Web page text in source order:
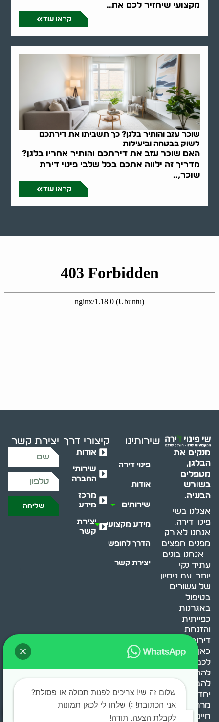
מקצועי שיחזיר לכם את..
קראו עוד
שוכר עזב והותיר בלגן? כך תשביתו את דירתכם
לשוק בבטחה וביעילות
האם שוכר עזב את דירתכם והותיר אחריו בלגן?
מדריך זה ילווה אתכם בכל שלבי פינוי דירת
שוכר,..
קראו עוד
מנקים את
הבלגן,
מטפלים
בשורש
הבעיה.
אצלנו בשי
פינוי דירה,
אנחנו לא רק
מפנים חפצים
– אנחנו בונים
עתיד נקי
יותר. עם ניסיון
של עשורים
בטיפול
באגרנות
כפייתית
והזנחת
דירות, אנחנו
כאן כדי לעזור
לכם
להתמודד,
להבין ולשנות.
יחד, ניצור
מרחב
חיים בריא ומאוזן.
שירותינו
פינוי דירה
אודות
שירותים
מידע מקצועי
הדרך לחופש
יצירת קשר
קיצורי דרך
אודות
שירותי
החברה
מרכז
מידע
יצירת
קשר
יצירת קשר
שליחה
שלום זה שי! צריכים לפנות תכולה או פסולת?
אני הכתובת! :) שלחו לי לכאן תמונות
לקבלת הצעה. תודה!